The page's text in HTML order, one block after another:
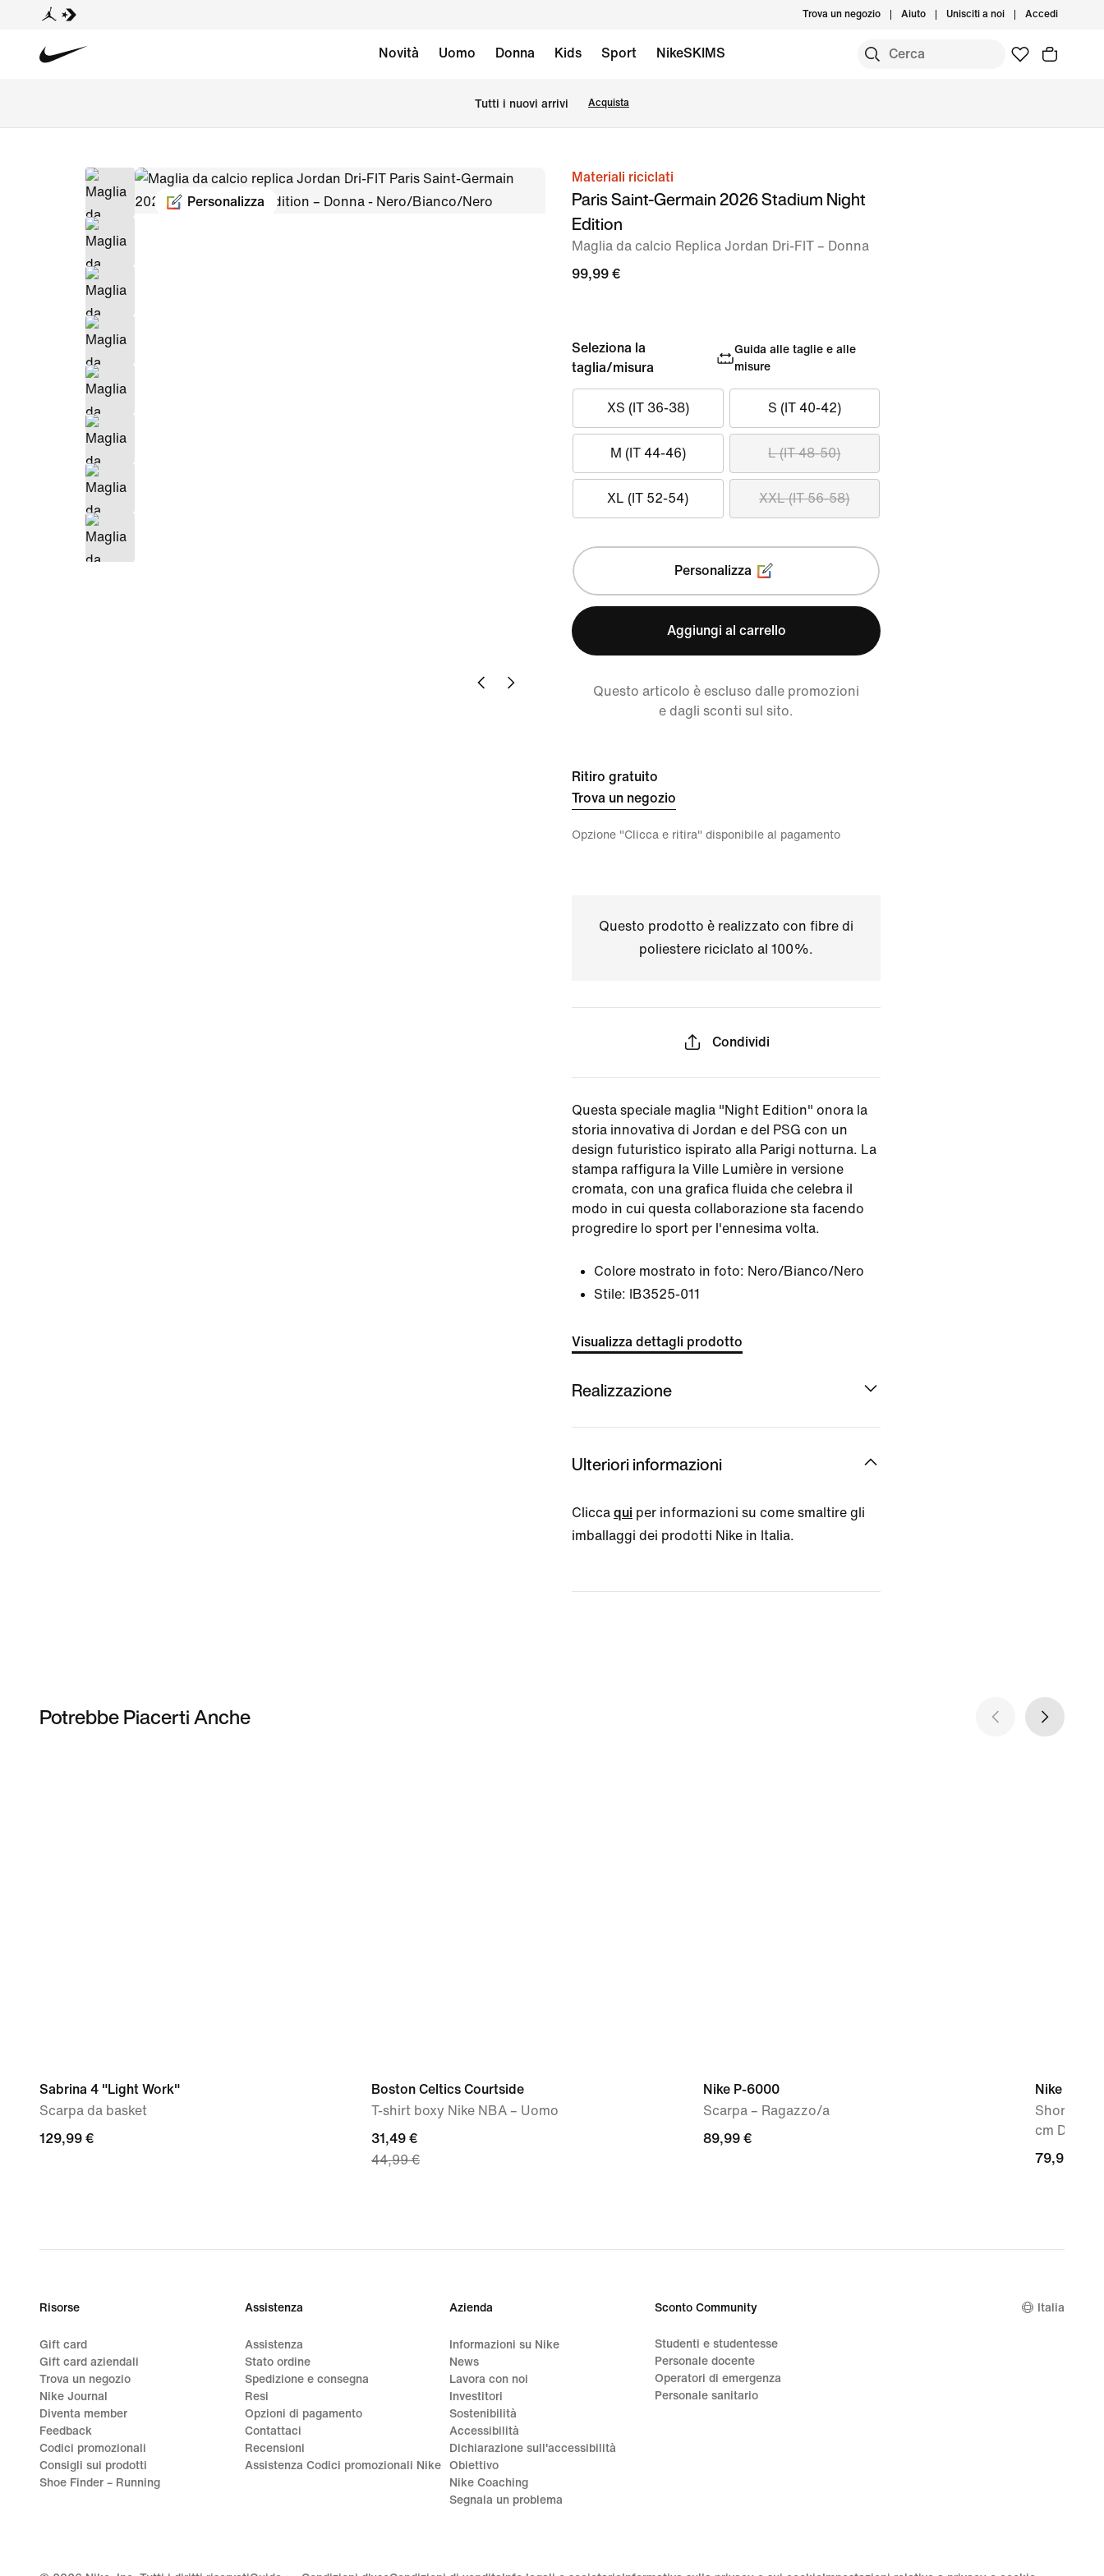
Trova un negozio Aiuto Unisciti a noi Accedi
Novità Uomo Donna Kids Sport NikeSKIMS
Tutti i nuovi arrivi Acquista
immagine
Personalizza
Materiali riciclati
Paris Saint-Germain 2026 Stadium Night
Edition
Maglia da calcio Replica Jordan Dri-FIT – Donna
99,99 €
Seleziona la
taglia/misura
Guida alle taglie e alle
misure
XS (IT 36-38) S (IT 40-42)
M (IT 44-46) L (IT 48-50)
XL (IT 52-54) XXL (IT 56-58)
Personalizza
Aggiungi al carrello
Questo articolo è escluso dalle promozioni
e dagli sconti sul sito.
Ritiro gratuito
Trova un negozio
Opzione "Clicca e ritira" disponibile al pagamento
Questo prodotto è realizzato con fibre di
poliestere riciclato al 100%.
Condividi
Questa speciale maglia "Night Edition" onora la
storia innovativa di Jordan e del PSG con un
design futuristico ispirato alla Parigi notturna. La
stampa raffigura la Ville Lumière in versione
cromata, con una grafica fluida che celebra il
modo in cui questa collaborazione sta facendo
progredire lo sport per l'ennesima volta.
Colore mostrato in foto: Nero/Bianco/Nero
Stile:
IB3525-011
Visualizza dettagli prodotto
Realizzazione
Ulteriori informazioni
Clicca qui per informazioni su come smaltire gli
imballaggi dei prodotti Nike in Italia.
Potrebbe Piacerti Anche
Sabrina 4 "Light Work"
Scarpa da basket
129,99
129,99 €
Boston Celtics Courtside
T-shirt boxy Nike NBA – Uomo
current
price
price
31,49 €
44,99 €
Nike P-6000
Scarpa – Ragazzo/a
89,99
89,99 €
Nike
Shorts da
cm Dri-FIT
79,99
79,99 €
Risorse
Gift card
Gift card aziendali
Trova un negozio
Nike Journal
Diventa member
Feedback
Codici promozionali
Consigli sui prodotti
Shoe Finder – Running
Assistenza
Assistenza
Stato ordine
Spedizione e consegna
Resi
Opzioni di pagamento
Contattaci
Recensioni
Assistenza Codici promozionali Nike
Azienda
Informazioni su Nike
News
Lavora con noi
Investitori
Sostenibilità
Accessibilità
Dichiarazione sull'accessibilità
Obiettivo
Nike Coaching
Segnala un problema
Sconto Community
Studenti e studentesse
Personale docente
Operatori di emergenza
Personale sanitario
Italia